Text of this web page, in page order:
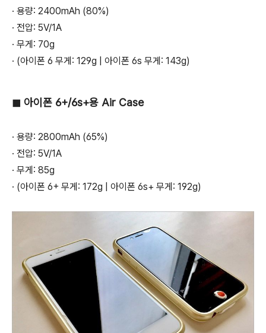
· 용량: 2400mAh (80%)
· 전압: 5V/1A
· 무게: 70g
· (아이폰 6 무게: 129g | 아이폰 6s 무게: 143g)
◼ 아이폰 6+/6s+용 Air Case
· 용량: 2800mAh (65%)
· 전압: 5V/1A
· 무게: 85g
· (아이폰 6+ 무게: 172g | 아이폰 6s+ 무게: 192g)